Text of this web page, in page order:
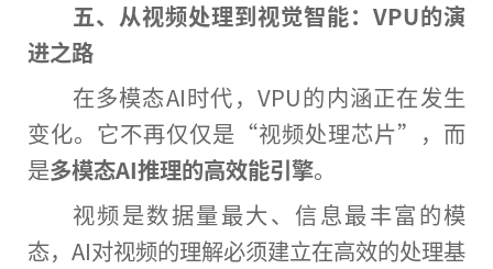
五、从视频处理到视觉智能：VPU的演
进之路
在多模态AI时代，VPU的内涵正在发生
变化。它不再仅仅是“视频处理芯片”，而
是多模态AI推理的高效能引擎。
视频是数据量最大、信息最丰富的模
态，AI对视频的理解必须建立在高效的处理基